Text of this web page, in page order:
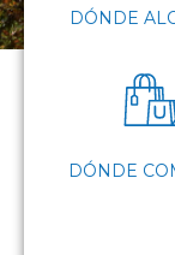
DÓNDE
DÓNDE